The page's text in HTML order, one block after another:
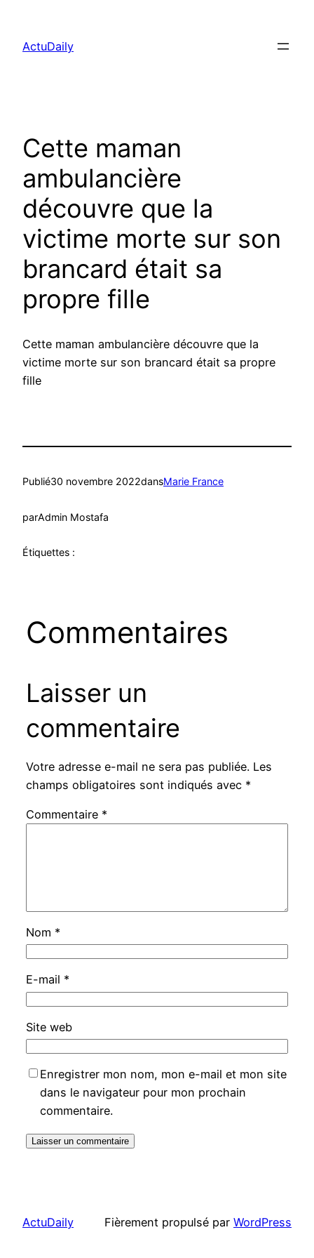
contenu
ActuDaily
Cette maman
ambulancière
découvre que la
victime morte sur son
brancard était sa
propre fille
Cette maman ambulancière découvre que la
victime morte sur son brancard était sa propre
fille
Publié30 novembre 2022dansMarie France
parAdmin Mostafa
Étiquettes :
Commentaires
Laisser un
commentaire
Votre adresse e-mail ne sera pas publiée. Les
champs obligatoires sont indiqués avec *
Commentaire *
Nom *
E-mail *
Site web
Enregistrer mon nom, mon e-mail et mon site
dans le navigateur pour mon prochain
commentaire.
ActuDaily Fièrement propulsé par WordPress